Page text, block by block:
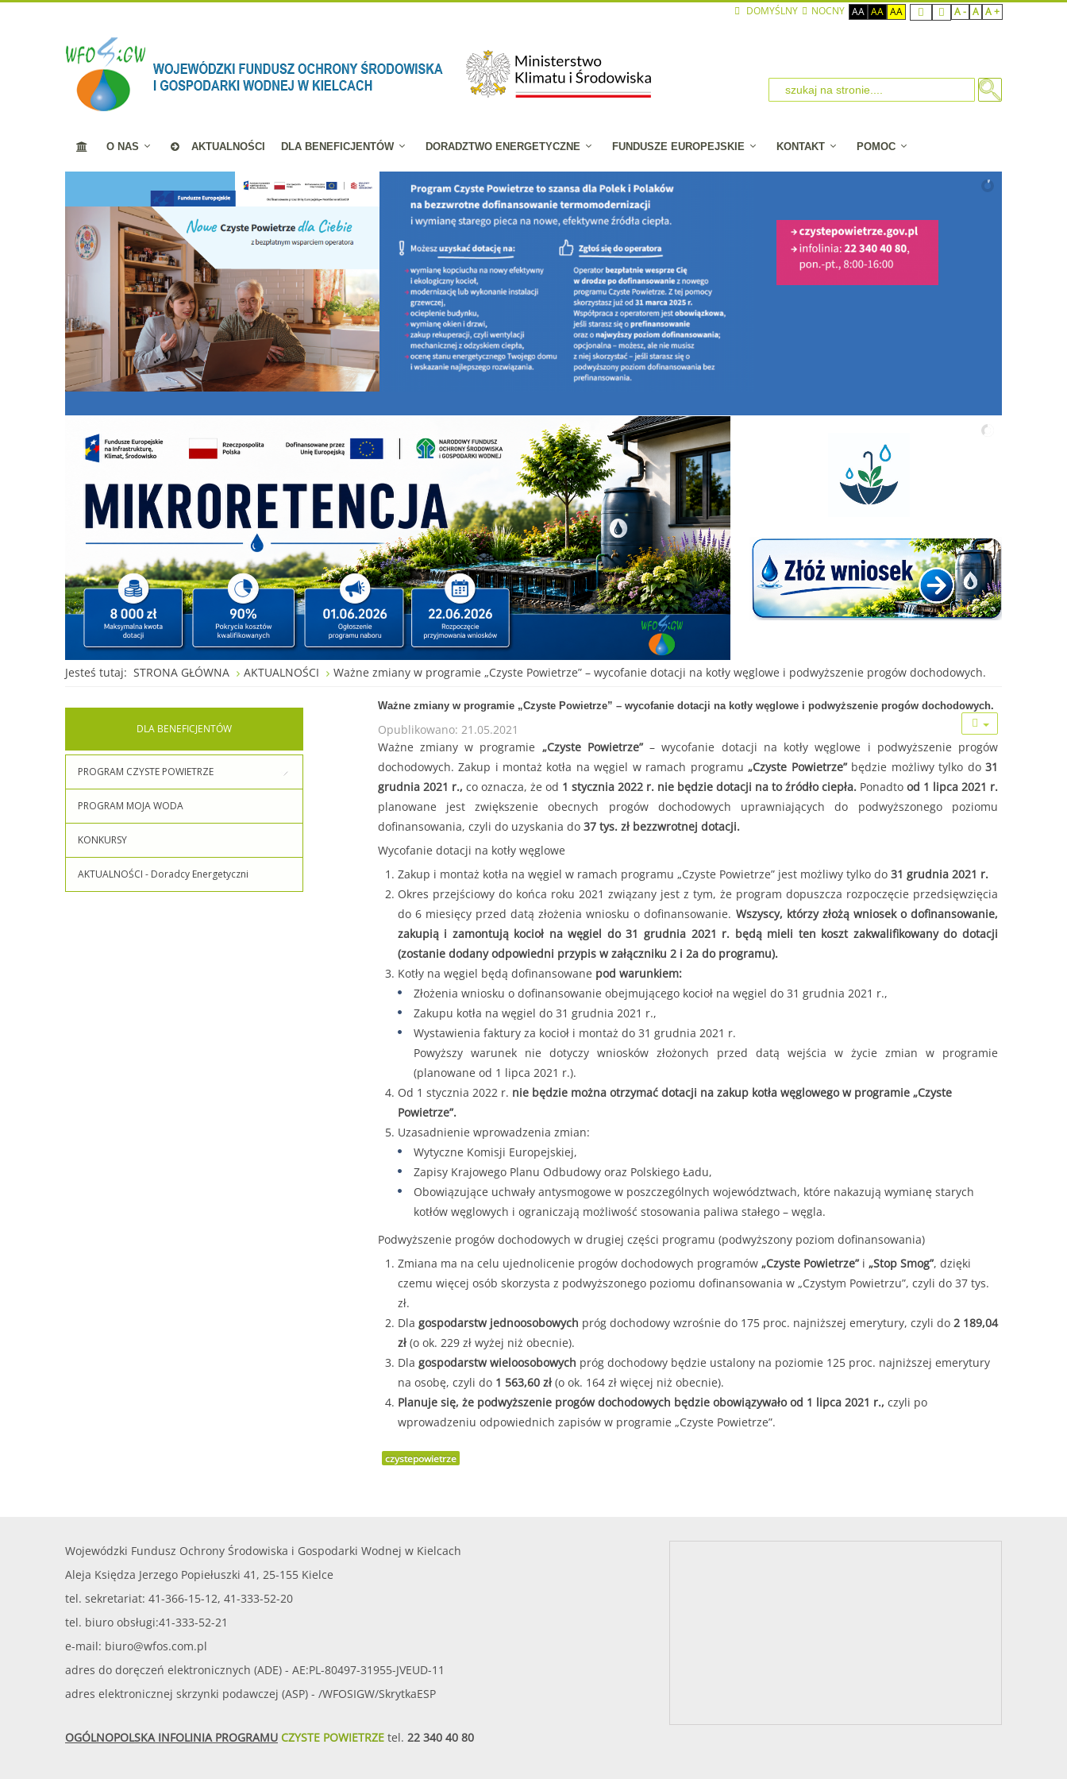
DOMYŚLNY NOCNY AA AA AA A - A A +
O NAS AKTUALNOŚCI DLA BENEFICJENTÓW DORADZTWO ENERGETYCZNE FUNDUSZE EUROPEJSKIE KONTAKT POMOC
Jesteś tutaj: STRONA GŁÓWNA AKTUALNOŚCI Ważne zmiany w programie „Czyste Powietrze” – wycofanie dotacji na kotły węglowe i podwyższenie progów dochodowych.
Ważne zmiany w programie „Czyste Powietrze” – wycofanie dotacji na kotły węglowe i podwyższenie progów dochodowych.
Opublikowano: 21.05.2021
Ważne zmiany w programie „Czyste Powietrze”– wycofanie dotacji na kotły węglowe i podwyższenie progów
dochodowych. Zakup i montaż kotła na węgiel w ramach programu „Czyste Powietrze”będzie możliwy tylko do31
grudnia 2021 r., co oznacza, że od 1 stycznia 2022 r. nie będzie dotacji na to źródło ciepła.Ponadto od 1 lipca 2021 r.
planowane jest zwiększenie obecnych progów dochodowych uprawniających do podwyższonego poziomu
dofinansowania, czyli do uzyskania do 37 tys. zł bezzwrotnej dotacji.
Wycofanie dotacji na kotły węglowe
Zakup i montaż kotła na węgiel w ramach programu „Czyste Powietrze” jest możliwy tylko do 31 grudnia 2021 r.
Okres przejściowy do końca roku 2021 związany jest z tym, że program dopuszcza rozpoczęcie przedsięwzięcia
do 6 miesięcy przed datą złożenia wniosku o dofinansowanie. Wszyscy, którzy złożą wniosek o dofinansowanie,
zakupią i zamontują kocioł na węgiel do 31 grudnia 2021 r. będą mieli ten koszt zakwalifikowany do dotacji
(zostanie dodany odpowiedni przypis w załączniku 2 i 2a do programu).
Kotły na węgiel będą dofinansowane pod warunkiem:
Złożenia wniosku o dofinansowanie obejmującego kocioł na węgiel do 31 grudnia 2021 r.,
Zakupu kotła na węgiel do 31 grudnia 2021 r.,
Wystawienia faktury za kocioł i montaż do 31 grudnia 2021 r.
Powyższy warunek nie dotyczy wniosków złożonych przed datą wejścia w życie zmian w programie
(planowane od 1 lipca 2021 r.).
Od 1 stycznia 2022 r. nie będzie można otrzymać dotacji na zakup kotła węglowego w programie „Czyste
Powietrze”.
Uzasadnienie wprowadzenia zmian:
Wytyczne Komisji Europejskiej,
Zapisy Krajowego Planu Odbudowy oraz Polskiego Ładu,
Obowiązujące uchwały antysmogowe w poszczególnych województwach, które nakazują wymianę starych
kotłów węglowych i ograniczają możliwość stosowania paliwa stałego – węgla.
Podwyższenie progów dochodowych w drugiej części programu (podwyższony poziom dofinansowania)
Zmiana ma na celu ujednolicenie progów dochodowych programów „Czyste Powietrze”i „Stop Smog”, dzięki
czemu więcej osób skorzysta z podwyższonego poziomu dofinansowania w „Czystym Powietrzu”, czyli do 37 tys.
zł.
Dla gospodarstw jednoosobowych próg dochodowy wzrośnie do 175 proc. najniższej emerytury, czyli do 2 189,04
zł(o ok. 229 zł wyżej niż obecnie).
Dla gospodarstw wieloosobowych próg dochodowy będzie ustalony na poziomie 125 proc. najniższej emerytury
na osobę, czyli do 1 563,60 zł(o ok. 164 zł więcej niż obecnie).
Planuje się, że podwyższenie progów dochodowych będzie obowiązywało od 1 lipca 2021 r., czyli po
wprowadzeniu odpowiednich zapisów w programie „Czyste Powietrze”.
czystepowietrze
DLABENEFICJENTÓW
PROGRAM CZYSTE POWIETRZE
PROGRAM MOJA WODA
KONKURSY
AKTUALNOŚCI - Doradcy Energetyczni
Wojewódzki Fundusz Ochrony Środowiska i Gospodarki Wodnej w Kielcach
Aleja Księdza Jerzego Popiełuszki 41, 25-155 Kielce
tel. sekretariat: 41-366-15-12, 41-333-52-20
tel. biuro obsługi:41-333-52-21
e-mail: biuro@wfos.com.pl
adres do doręczeń elektronicznych (ADE) - AE:PL-80497-31955-JVEUD-11
adres elektronicznej skrzynki podawczej (ASP) - /WFOSIGW/SkrytkaESP
OGÓLNOPOLSKA INFOLINIA PROGRAMU CZYSTE POWIETRZE tel. 22 340 40 80